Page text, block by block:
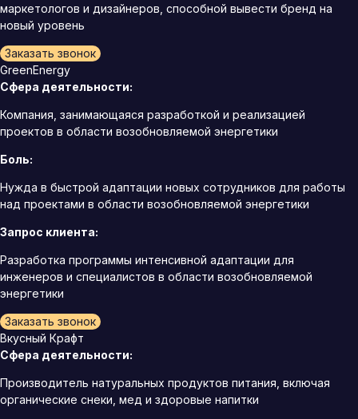
маркетологов и дизайнеров, способной вывести бренд на
новый уровень
Заказать звонок
GreenEnergy
Сфера деятельности:
Компания, занимающаяся разработкой и реализацией
проектов в области возобновляемой энергетики
Боль:
Нужда в быстрой адаптации новых сотрудников для работы
над проектами в области возобновляемой энергетики
Запрос клиента:
Разработка программы интенсивной адаптации для
инженеров и специалистов в области возобновляемой
энергетики
Заказать звонок
Вкусный Крафт
Сфера деятельности:
Производитель натуральных продуктов питания, включая
органические снеки, мед и здоровые напитки